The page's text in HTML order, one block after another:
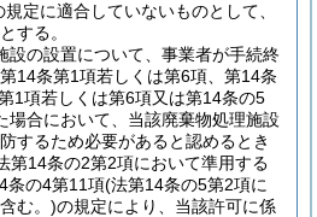
規定に適合していないものとして、
する。
設の設置について、事業者が手続終
14条第1項若しくは第6項、第14条
1項若しくは第6項又は第14条の5
場合において、当該廃棄物処理施設
するため必要があると認めるとき
第14条の2第2項において準用する
条の4第11項(法第14条の5第2項に
む。)の規定により、当該許可に係